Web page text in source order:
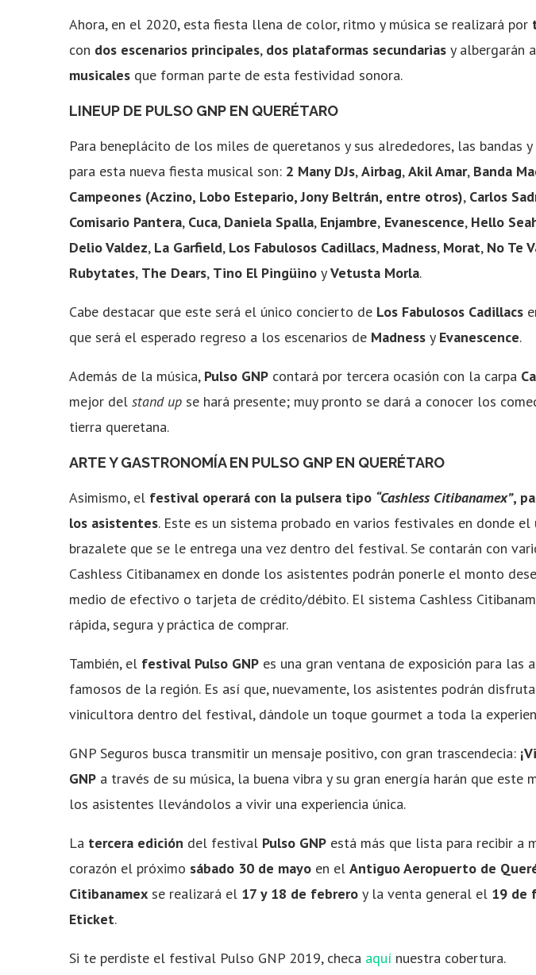
Ahora, en el 2020, esta fiesta llena de color, ritmo y música se realizará por
con dos escenarios principales, dos plataformas secundarias y albergarán
musicales que forman parte de esta festividad sonora.
LINEUP DE PULSO GNP EN QUERÉTARO
Para beneplácito de los miles de queretanos y sus alrededores, las bandas
para esta nueva fiesta musical son: 2 Many DJs,Airbag,Akil Amar, Banda
Campeones (Aczino, Lobo Estepario, Jony Beltrán, entre otros), Carlos
Comisario Pantera, Cuca, Daniela Spalla, Enjambre, Evanescence, Hello
Delio Valdez, La Garfield, Los Fabulosos Cadillacs, Madness, Morat, No Te
Rubytates, The Dears, Tino El Pingüino yVetusta Morla.
Cabe destacar que este será el único concierto de Los Fabulosos Cadillacs
que será el esperado regreso a los escenarios de Madness y Evanescence.
Además de la música, Pulso GNP contará por tercera ocasión con la carpa
mejor del stand up se hará presente; muy pronto se dará a conocer los
tierra queretana.
ARTE Y GASTRONOMÍA EN PULSO GNP EN QUERÉTARO
Asimismo, el festival operará con la pulsera tipo “Cashless Citibanamex”,
los asistentes. Este es un sistema probado en varios festivales en donde el
brazalete que se le entrega una vez dentro del festival. Se contarán con
Cashless Citibanamex en donde los asistentes podrán ponerle el monto
medio de efectivo o tarjeta de crédito/débito. El sistema Cashless
rápida, segura y práctica de comprar.
También, el festival Pulso GNP es una gran ventana de exposición para las
famosos de la región. Es así que, nuevamente, los asistentes podrán
vinicultora dentro del festival, dándole un toque gourmet a toda la
GNP Seguros busca transmitir un mensaje positivo, con gran trascendecia:
GNP a través de su música, la buena vibra y su gran energía harán que este
los asistentes llevándolos a vivir una experiencia única.
La tercera edición del festival Pulso GNP está más que lista para recibir a
corazón el próximo sábado 30 de mayo en el Antiguo Aeropuerto de
Citibanamex se realizará el 17 y 18 de febrero y la venta general el 19 de
Eticket.
Si te perdiste el festival Pulso GNP 2019, checa aquí nuestra cobertura.